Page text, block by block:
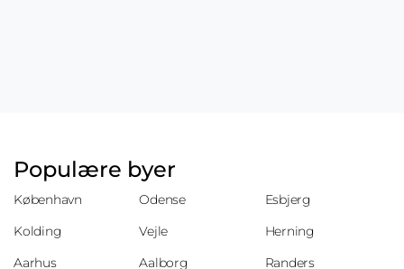
Populære byer
København Odense
Esbjerg
Kolding
Vejle
Herning
Aarhus
Aalborg Randers